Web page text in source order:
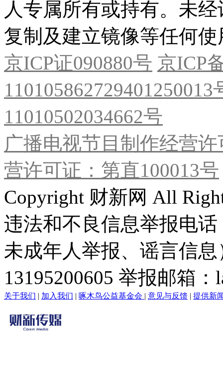
人专属所有或持有。未
复制及建立镜像等任何使
京ICP证090880号 京ICP
11010502034662号
广播电视节目制作经营
营许可证：第直100013号
Copyright 财新网 All
违法和不良信息举报电
未成年人举报、谣言信
13195200605 举报邮箱
关于我们 | 加入我们 | 啄木鸟公益基金会 | 意见与反馈 | 提供新